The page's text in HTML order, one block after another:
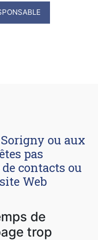
ou aux
pas
contacts ou
Web
de
trop